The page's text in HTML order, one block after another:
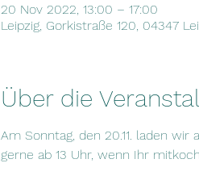
20 Nov 2022, 13:00 – 17:00
Leipzig, Gorkistraße 120, 04347
Über die
Am Sonntag, den 20.11. laden
gerne ab 13 Uhr, wenn Ihr